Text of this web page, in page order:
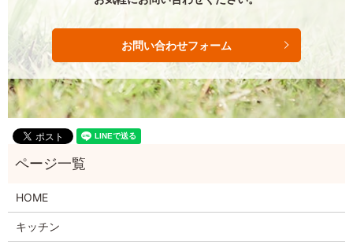
お問い合わせフォーム
HOME
キッチン